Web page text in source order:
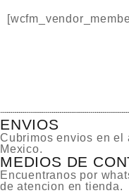
ENVIOS
Cubrimos envios en el
Mexico.
MEDIOS DE
Encuentranos por
de atencion en tienda.